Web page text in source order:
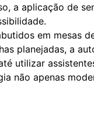
a aplicação de
em mesas
planejadas, a
utilizar
não apenas